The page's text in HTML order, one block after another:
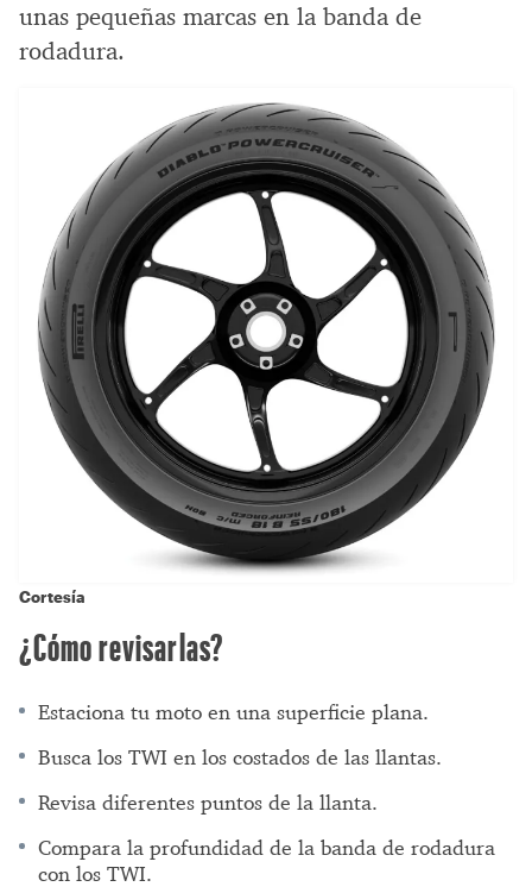
unas pequeñas marcas en la banda de
rodadura.
Cortesía
¿Cómo revisarlas?
Estaciona tu moto en una superficie plana.
Busca los TWI en los costados de las llantas.
Revisa diferentes puntos de la llanta.
Compara la profundidad de la banda de rodadura
con los TWI.